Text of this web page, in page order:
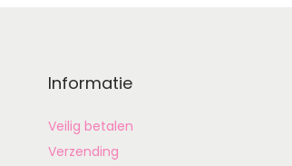
Informatie
Veilig betalen
Verzending